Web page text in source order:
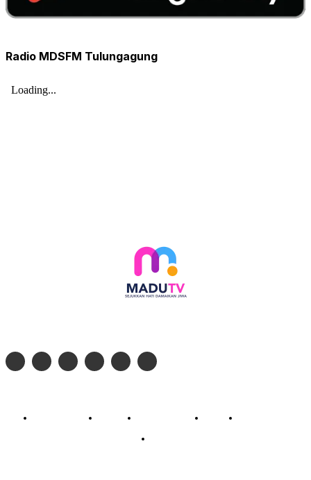
Radio MDSFM Tulungagung
Profil Madu TV Redaksi Pedoman Siber Kontak